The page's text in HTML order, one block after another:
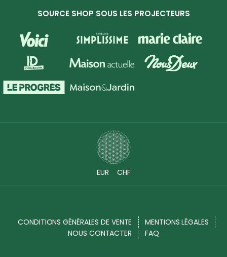
SOURCE SHOP SOUS LES PROJECTEURS
EUR CHF
CONDITIONS GÉNÉRALES DE VENTE
MENTIONS LÉGALES
NOUS CONTACTER
FAQ